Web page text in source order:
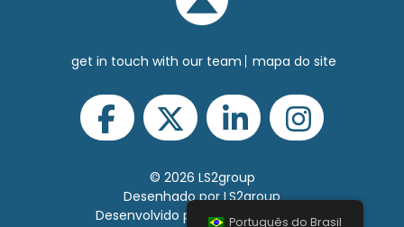
get in touch with our team mapa do site
© 2026 LS2group
Desenhado por LS2group
Desenvolvido por Shift Interactive
Português do Brasil